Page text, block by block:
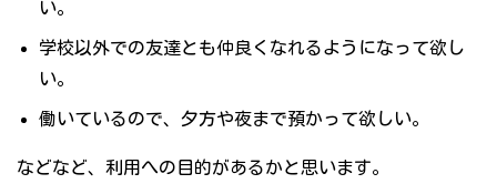
い。
学校以外での友達とも仲良くなれるようになって欲し
い。
働いているので、夕方や夜まで預かって欲しい。
などなど、利用への目的があるかと思います。